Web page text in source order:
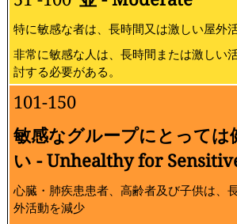
特に敏感な者は、長時間又は激しい屋外
非常に敏感な人は、長時間または激しい
討する必要がある。
101-150
敏感なグループにとっては
い - Unhealthy for
心臓・肺疾患患者、高齢者及び子供は、
外活動を減少